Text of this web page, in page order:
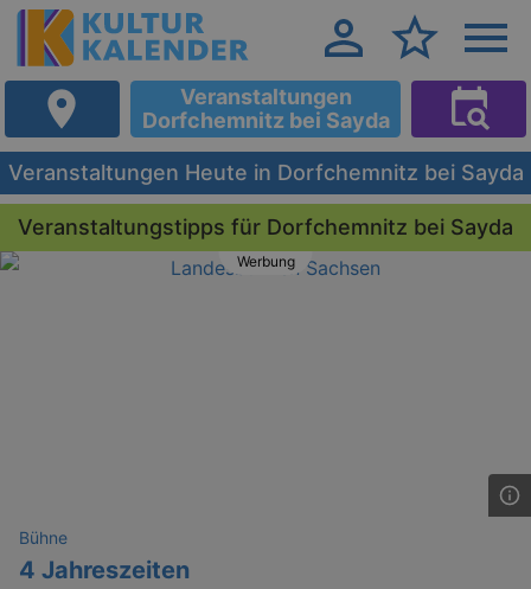
Veranstaltungen
Dorfchemnitz bei Sayda
Veranstaltungen Heute in Dorfchemnitz bei Sayda
Veranstaltungstipps für Dorfchemnitz bei Sayda
Werbung
Bühne
4 Jahreszeiten